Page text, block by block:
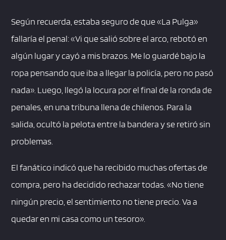
Según recuerda, estaba seguro de que «La Pulga»
fallaría el penal: «Vi que salió sobre el arco, rebotó en
algún lugar y cayó a mis brazos. Me lo guardé bajo la
ropa pensando que iba a llegar la policía, pero no pasó
nada». Luego, llegó la locura por el final de la ronda de
penales, en una tribuna llena de chilenos. Para la
salida, ocultó la pelota entre la bandera y se retiró sin
problemas.
El fanático indicó que ha recibido muchas ofertas de
compra, pero ha decidido rechazar todas. «No tiene
ningún precio, el sentimiento no tiene precio. Va a
quedar en mi casa como un tesoro».